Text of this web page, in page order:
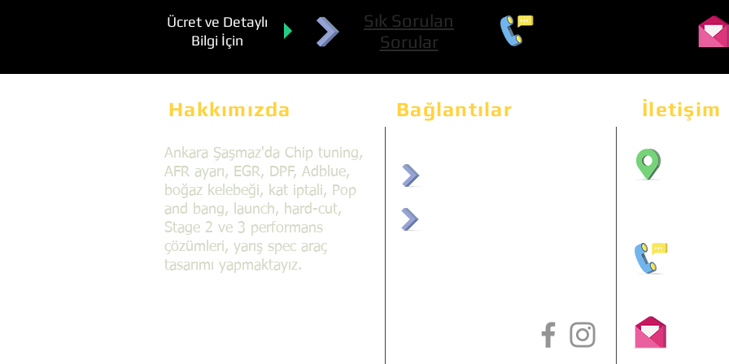
Ücret ve Detaylı
Bilgi İçin
Sık Sorulan
Sorular
Hakkımızda Bağlantılar İletişim
Ankara Şaşmaz'da Chip tuning,
AFR ayarı, EGR, DPF, Adblue,
boğaz kelebeği, kat iptali, Pop
and bang, launch, hard-cut,
Stage 2 ve 3 performans
çözümleri, yarış spec araç
tasarımı yapmaktayız.